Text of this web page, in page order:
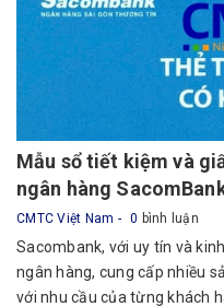
Mẫu sổ tiết kiệm và
ngân hàng
CMTC Việt Nam 0 bình luận
Sacombank, với uy tín và
ngân hàng, cung cấp nhiều
với nhu cầu của từng khách